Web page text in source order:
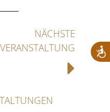
NÄCHSTE
VERANSTALTUNG